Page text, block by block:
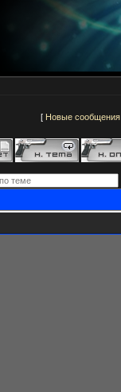
[ Новые сообщения